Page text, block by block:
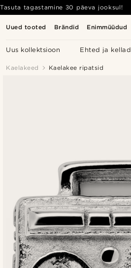
Uued tooted Brändid Enimmüüdud
Uus kollektsioon Ehted ja kellad
Tasuta tagastamine 30 päeva jooksul!
Kaelakeed Kaelakee ripatsid